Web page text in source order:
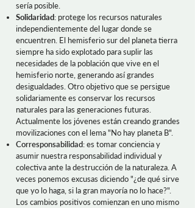
sería posible.
Solidaridad: protege los recursos naturales
independientemente del lugar donde se
encuentren. El hemisferio sur del planeta tierra
siempre ha sido explotado para suplir las
necesidades de la población que vive en el
hemisferio norte, generando así grandes
desigualdades. Otro objetivo que se persigue
solidariamente es conservar los recursos
naturales para las generaciones futuras.
Actualmente los jóvenes están creando grandes
movilizaciones con el lema "No hay planeta B".
Corresponsabilidad: es tomar conciencia y
asumir nuestra responsabilidad individual y
colectiva ante la destrucción de la naturaleza. A
veces ponemos excusas diciendo "¿de qué sirve
que yo lo haga, si la gran mayoría no lo hace?".
Los cambios positivos comienzan en uno mismo